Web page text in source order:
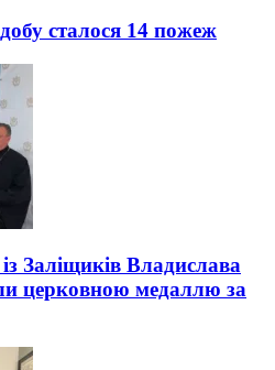
сталося 14 пожеж
Заліщиків Владислава
церковною медаллю за